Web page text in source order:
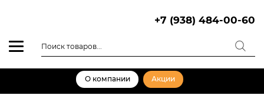
+7 (938) 484-00-60
товаров
О компании Акции